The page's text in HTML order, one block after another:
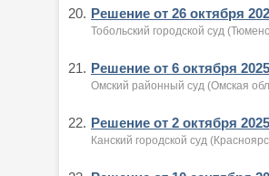
20. Решение от 26 октября
Тобольский городской суд
21. Решение от 6 октября
Омский районный суд (Омская
22. Решение от 2 октября
Канский городской суд